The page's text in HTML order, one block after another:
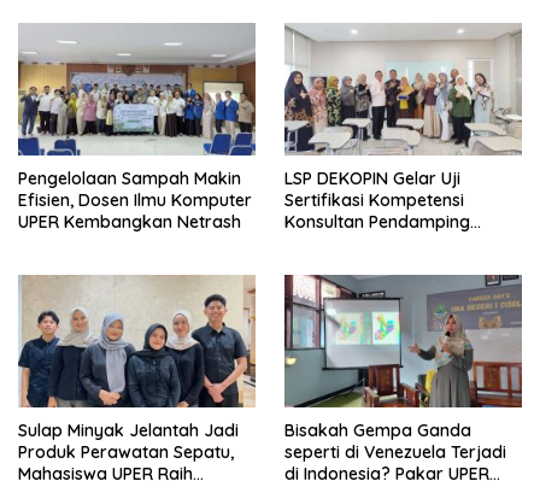
Pengelolaan Sampah Makin
Efisien, Dosen Ilmu Komputer
UPER Kembangkan Netrash
LSP DEKOPIN Gelar Uji
Sertifikasi Kompetensi
Konsultan Pendamping
Sulap Minyak Jelantah Jadi
Produk Perawatan Sepatu,
Mahasiswa UPER Raih
Bisakah Gempa Ganda
seperti di Venezuela Terjadi
di Indonesia? Pakar UPER